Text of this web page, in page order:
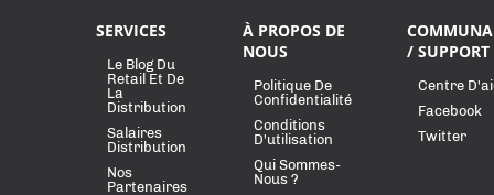
SERVICES
Le Blog Du
Retail Et De
La
Distribution
Salaires
Distribution
Nos
Partenaires
À PROPOS DE
NOUS
Politique De
Confidentialité
Conditions
D'utilisation
Qui Sommes-
Nous ?
/ SUPPORT
Centre
Facebook
Twitter